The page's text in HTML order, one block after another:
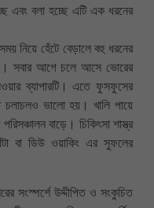
এবং বলা হচ্ছে এটি এক ধরনের
নিয়ে হেঁটে বেড়ালে বহু ধরনের
সবার আগে চলে আসে ভোরের
ব্যাপারটি। এতে ফুসফুসের
চলাচলও ভালো হয়। খালি পায়ে
বাড়ে। চিকিৎসা শাস্ত্র
বা ডিউ ওয়াকিং এর সুফলের
সংস্পর্শে উদ্দীপিত ও সংকুচিত